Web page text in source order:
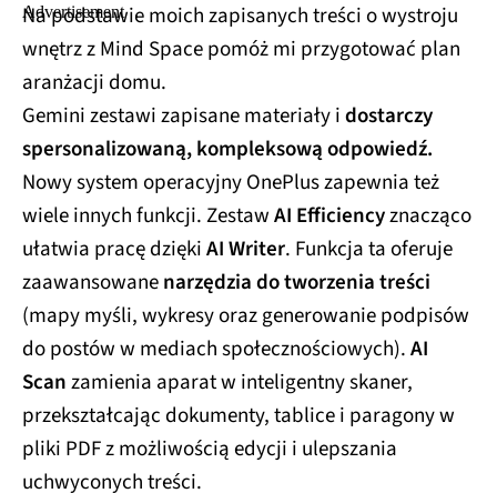
Na podstawie moich zapisanych treści o wystroju
wnętrz z Mind Space pomóż mi przygotować plan
aranżacji domu.
Gemini zestawi zapisane materiały idostarczy
spersonalizowaną, kompleksową odpowiedź.
Nowy system operacyjny OnePlus zapewnia też
wiele innych funkcji. ZestawAI Efficiencyznacząco
ułatwia pracę dziękiAI Writer. Funkcja ta oferuje
zaawansowanenarzędzia do tworzenia treści
(mapy myśli, wykresy oraz generowanie podpisów
do postów w mediach społecznościowych).AI
Scanzamienia aparat w inteligentny skaner,
przekształcając dokumenty, tablice i paragony w
pliki PDF z możliwością edycji i ulepszania
uchwyconych treści.